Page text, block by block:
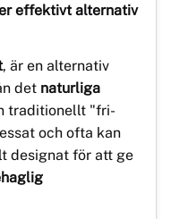
effektivt alternativ
, är en alternativ
det naturliga
traditionellt "fri-
och ofta kan
designat för att ge